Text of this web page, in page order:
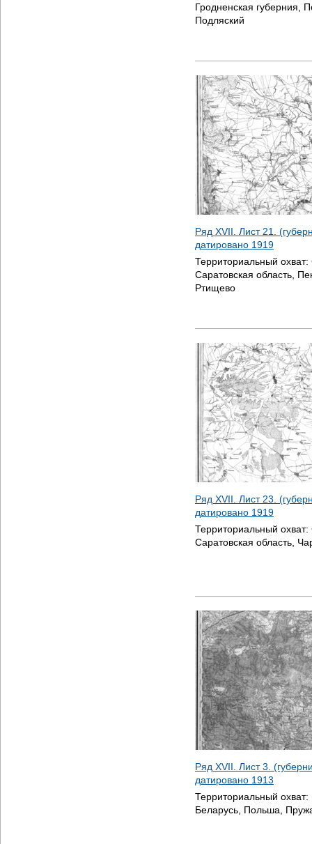
Гродненская губерния,
Подляский
Ряд XVII. Лист 21.
датировано 1919
Территориальный охват:
Саратовская область,
Ртищево
Ряд XVII. Лист 23.
датировано 1919
Территориальный охват:
Саратовская область,
Ряд XVII. Лист 3.
датировано 1913
Территориальный охват:
Беларусь, Польша,